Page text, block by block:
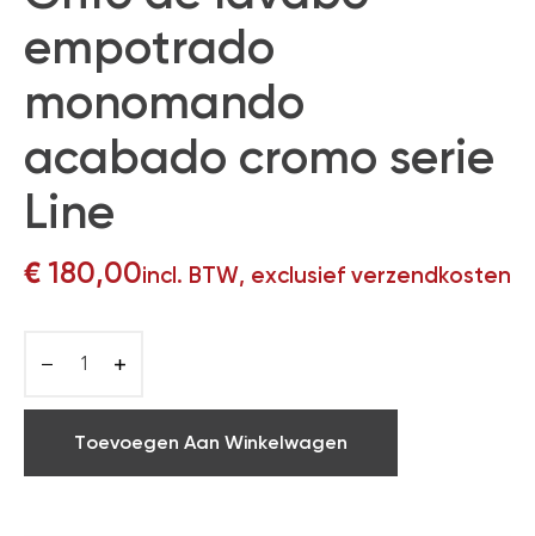
empotrado
monomando
acabado cromo serie
Line
€ 180,00incl. BTW, exclusief verzendkosten
Toevoegen Aan Winkelwagen